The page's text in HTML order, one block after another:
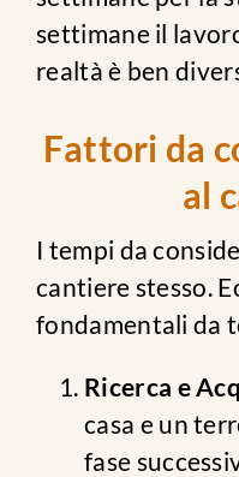
settimane il
realtà è ben
Fattori da
al
I tempi da
cantiere stesso.
fondamentali da
Ricerca e
casa e un
fase